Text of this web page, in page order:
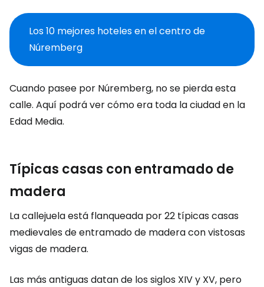
Los 10 mejores hoteles en el centro de
Núremberg
Cuando pasee por Núremberg, no se pierda esta
calle. Aquí podrá ver cómo era toda la ciudad en la
Edad Media.
Típicas casas con entramado de
madera
La callejuela está flanqueada por 22 típicas casas
medievales de entramado de madera con vistosas
vigas de madera.
Las más antiguas datan de los siglos XIV y XV, pero